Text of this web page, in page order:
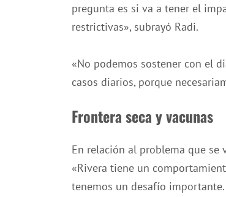
pregunta es si va a tener el
restrictivas», subrayó Radi.
«No podemos sostener con el
casos diarios, porque
Frontera seca y vacunas
En relación al problema que se
«Rivera tiene un
tenemos un desafío